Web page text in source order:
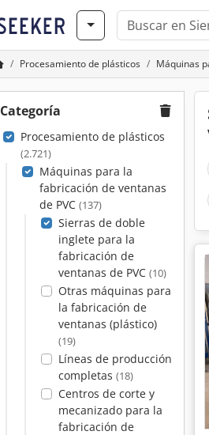
Procesamiento de plásticos Máquinas
Categoría
Procesamiento de plásticos
(2.721)
Máquinas para la
fabricación de ventanas
de PVC (137)
Sierras de doble
inglete para la
fabricación de
ventanas de PVC (10)
Otras máquinas para
la fabricación de
ventanas (plástico)
(19)
Líneas de producción
completas (18)
Centros de corte y
mecanizado para la
fabricación de